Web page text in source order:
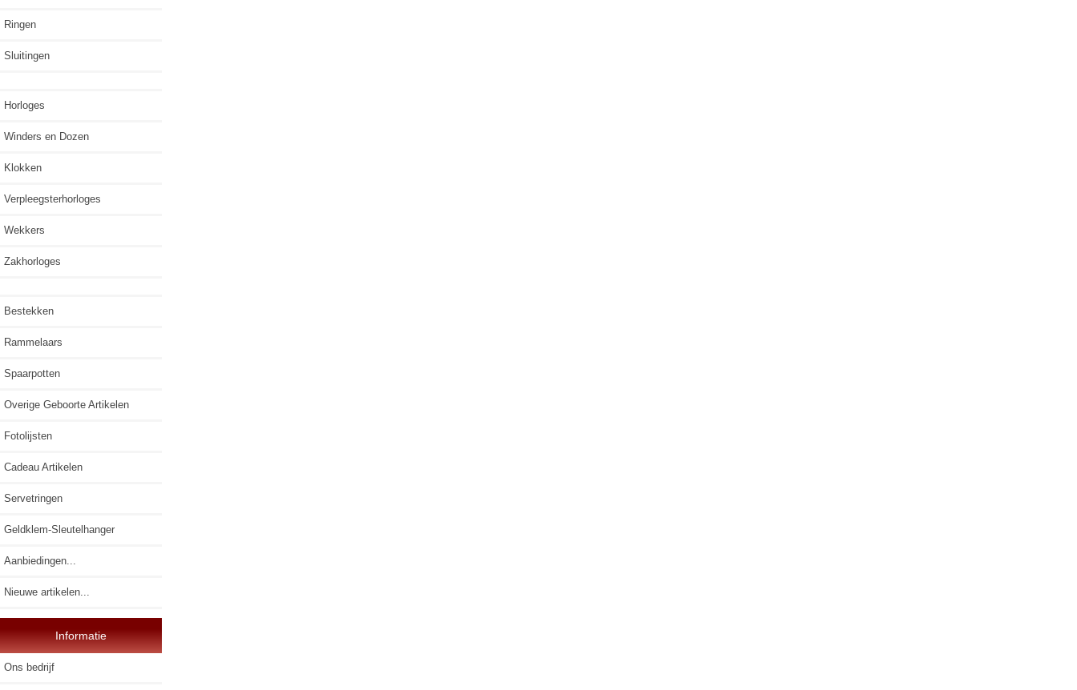
Ringen
Sluitingen
Horloges
Winders en Dozen
Klokken
Verpleegsterhorloges
Wekkers
Zakhorloges
Bestekken
Rammelaars
Spaarpotten
Overige Geboorte Artikelen
Fotolijsten
Cadeau Artikelen
Servetringen
Geldklem-Sleutelhanger
Aanbiedingen...
Nieuwe artikelen...
Informatie
Ons bedrijf